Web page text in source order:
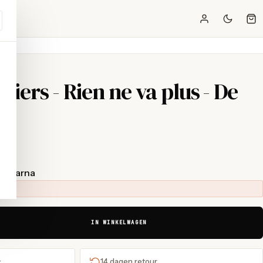
- Rien ne va plus - De
Klarna
IN WINKELWAGEN
14 dagen retour